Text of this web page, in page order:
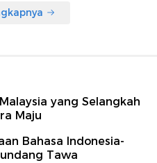
yang Selangkah
Maju
Bahasa Indonesia-
Tawa